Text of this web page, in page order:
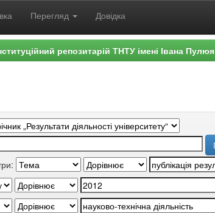
Перегляд Довідка
репозитарій ТНТУ імені Івана Пулюя